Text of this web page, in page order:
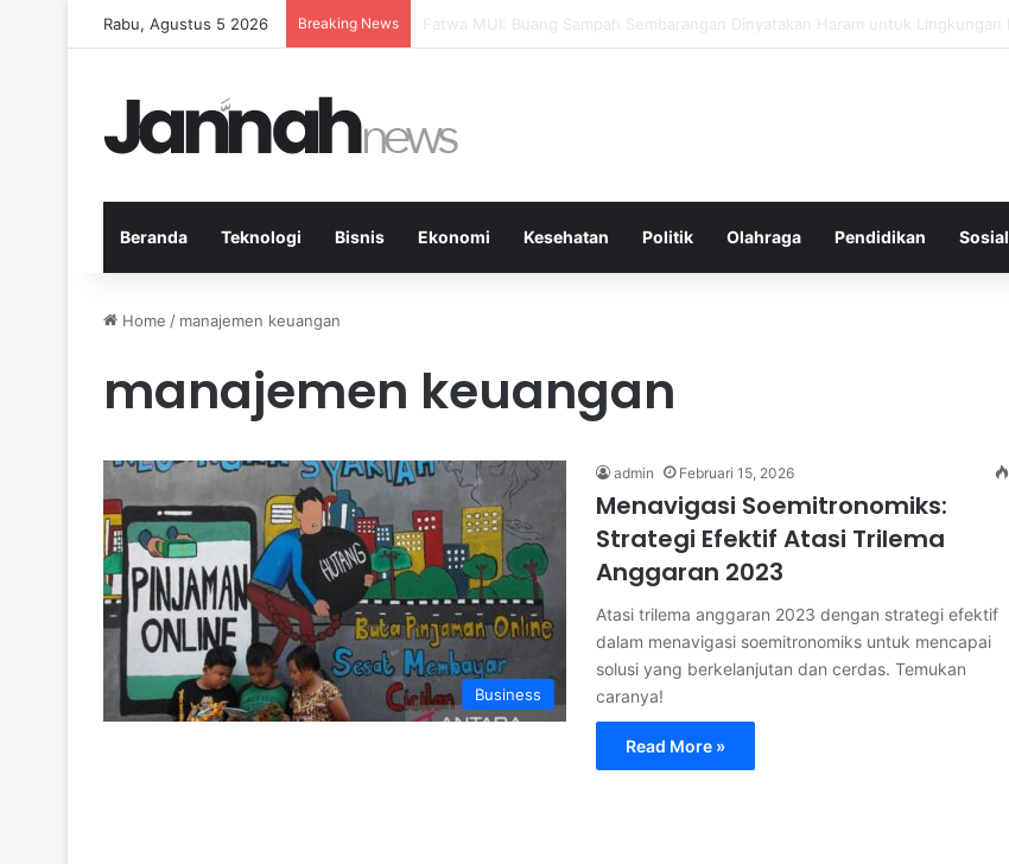
Rabu, Agustus 5 2026 Breaking News Pep Guardiola Bergembira Memiliki John Stones Kembali di Timnya
Beranda Teknologi Bisnis Ekonomi Kesehatan Politik Olahraga Pendidikan Sosial
Home / manajemen keuangan
manajemen keuangan
Business
admin Februari 15, 2026
Menavigasi Soemitronomiks:
Strategi Efektif Atasi Trilema
Anggaran 2023
Atasi trilema anggaran 2023 dengan strategi efektif
dalam menavigasi soemitronomiks untuk mencapai
solusi yang berkelanjutan dan cerdas. Temukan
caranya!
Read More »